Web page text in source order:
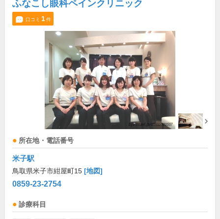
ふなこし眼科ペインクリニック
口コミ 1件
所在地・電話番号
米子駅
鳥取県米子市紺屋町15 [地図]
0859-23-2754
診療科目